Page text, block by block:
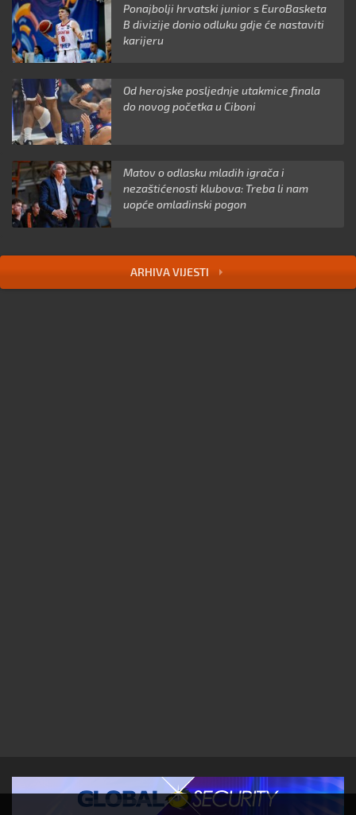
Ponajbolji hrvatski junior s EuroBasketa
B divizije donio odluku gdje će nastaviti
karijeru
Od herojske posljednje utakmice finala
do novog početka u Ciboni
Matov o odlasku mladih igrača i
nezaštićenosti klubova: Treba li nam
uopće omladinski pogon
ARHIVA VIJESTI